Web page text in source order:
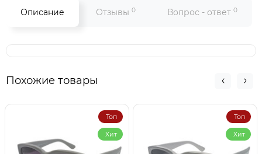
Описание Отзывы 0 Вопрос - ответ 0
Похожие товары
Топ
Хит
Топ
Хит